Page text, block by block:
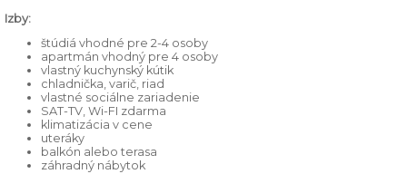
Izby:
štúdiá vhodné pre 2-4 osoby
apartmán vhodný pre 4 osoby
vlastný kuchynský kútik
chladnička, varič, riad
vlastné sociálne zariadenie
SAT-TV, Wi-FI zdarma
klimatizácia v cene
uteráky
balkón alebo terasa
záhradný nábytok